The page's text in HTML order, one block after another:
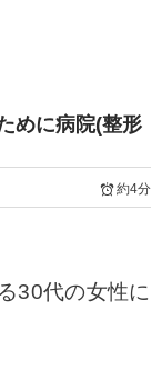
めに病院(整形
約4分
30代の女性に